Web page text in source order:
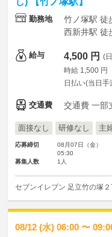
勤務地
竹ノ塚駅 徒
西新井駅 徒
給与 4,500 円 (
時給 1,500 円
日払い(当日手
交通費 交通費 一部
面接なし 研修なし 主
応募締切
08月07日（金）
05:30
募集人数
1人
セブンイレブン 足立竹の塚
08/12 (水) 06:00 〜